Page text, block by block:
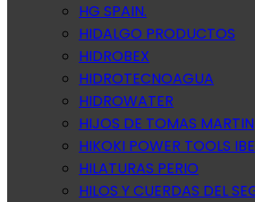
HG SPAIN.
HIDALGO PRODUCTOS
HIDROBEX
HIDROTECNOAGUA
HIDROWATER
HIJOS DE TOMAS MARTIN
HIKOKI POWER TOOLS
HILATURAS PERIO
HILOS Y CUERDAS DEL